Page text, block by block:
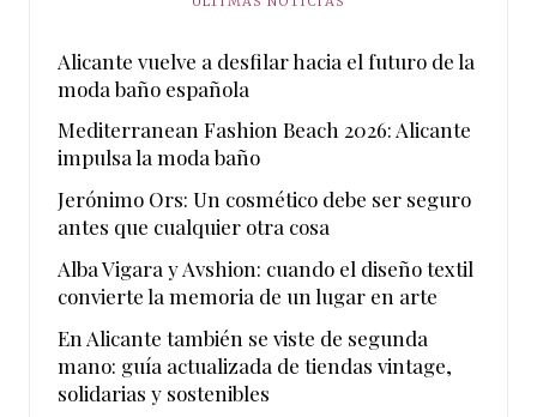
Alicante vuelve a desfilar hacia el futuro de la
moda baño española
Mediterranean Fashion Beach 2026: Alicante
impulsa la moda baño
Jerónimo Ors: Un cosmético debe ser seguro
antes que cualquier otra cosa
Alba Vigara y Avshion: cuando el diseño textil
convierte la memoria de un lugar en arte
En Alicante también se viste de segunda
mano: guía actualizada de tiendas vintage,
solidarias y sostenibles